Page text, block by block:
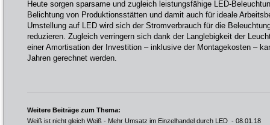
Heute sorgen sparsame und zugleich leistungsfähige LED-
Belichtung von Produktionsstätten und damit auch für ideale
Umstellung auf LED wird sich der Stromverbrauch für die
reduzieren. Zugleich verringern sich dank der Langlebigkeit der
einer Amortisation der Investition – inklusive der Montagekosten –
Jahren gerechnet werden.
Weitere Beiträge zum Thema:
Weiß ist nicht gleich Weiß - Mehr Umsatz im Einzelhandel durch LED - 08.01.18